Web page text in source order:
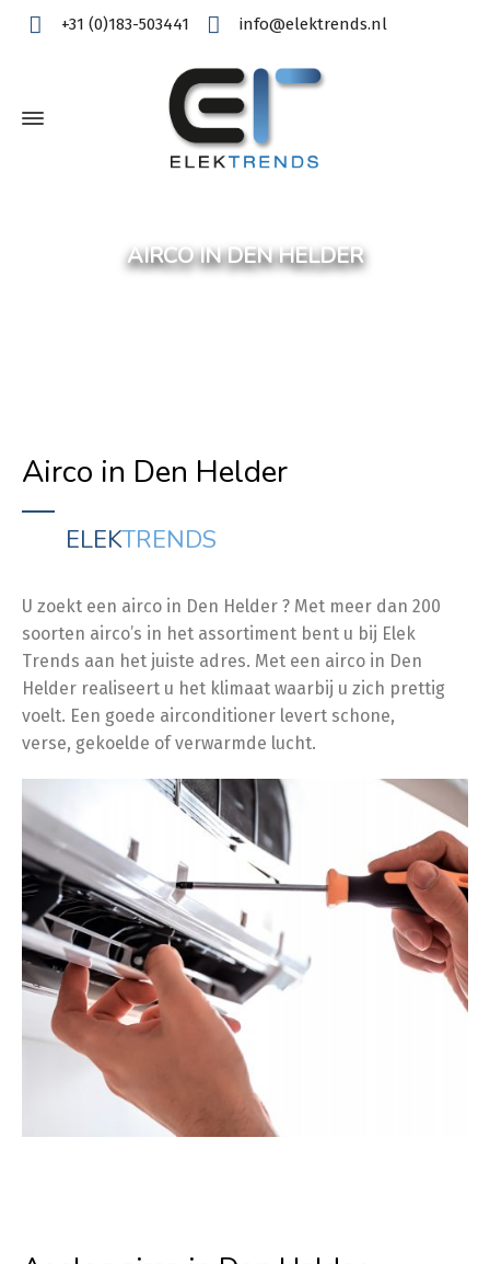
+31 (0)183-503441 info@elektrends.nl
AIRCO IN DEN HELDER
Airco in Den Helder
ELEKTRENDS
U zoekt een airco in Den Helder ? Met meer dan 200
soorten airco’s in het assortiment bent u bij Elek
Trends aan het juiste adres. Met een airco in Den
Helder realiseert u het klimaat waarbij u zich prettig
voelt. Een goede airconditioner levert schone,
verse, gekoelde of verwarmde lucht.